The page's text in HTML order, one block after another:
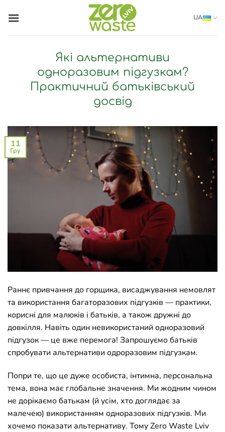
UA
Які альтернативи
одноразовим підгузкам?
Практичний батьківський
досвід
11
Гру
Раннє привчання до горщика, висаджування немовлят
та використання багаторазових підгузків — практики,
корисні для малюків і батьків, а також дружні до
довкілля. Навіть один невикористаний одноразовий
підгузок — це вже перемога! Запрошуємо батьків
спробувати альтернативи одроразовим підгузкам.
Попри те, що це дуже особиста, інтимна, персональна
тема, вона має глобальне значення. Ми жодним чином
не дорікаємо батькам (й усім, хто доглядає за
малечею) використанням одноразових підгузків. Ми
хочемо показати альтернативу. Тому Zero Waste Lviv